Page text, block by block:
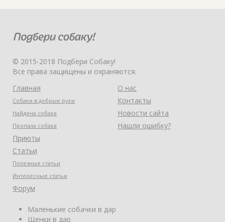
© 2015-2018 Подбери Собаку!
Все права защищены и охраняются.
Главная
Собаки в добрые руки
Найдена собака
Пропала собака
Приюты
Статьи
Полезные статьи
Интересные статьи
Форум
О нас
Контакты
Новости сайта
Нашли ошибку?
Маленькие собачки в дар
Щенки в дар